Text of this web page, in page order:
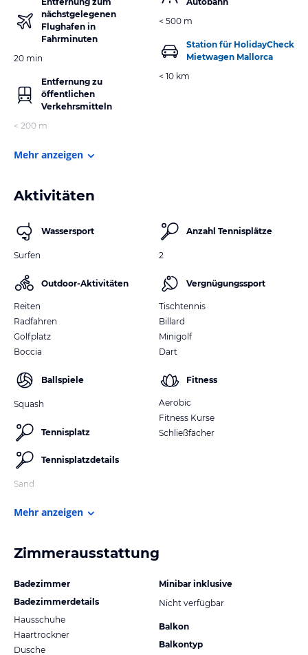
nächstgelegenen
Flughafen in
Fahrminuten
20 min
Entfernung zu
öffentlichen
Verkehrsmitteln
< 200 m
< 500 m
Station für HolidayCheck
Mietwagen Mallorca
< 10 km
Mehr anzeigen
Aktivitäten
Wassersport
Surfen
Outdoor-Aktivitäten
Reiten
Radfahren
Golfplatz
Boccia
Ballspiele
Squash
Tennisplatz
Tennisplatzdetails
Sand
Anzahl Tennisplätze
2
Vergnügungssport
Tischtennis
Billard
Minigolf
Dart
Fitness
Aerobic
Fitness Kurse
Schließfächer
Mehr anzeigen
Zimmerausstattung
Badezimmer
Badezimmerdetails
Hausschuhe
Haartrockner
Dusche
Minibar inklusive
Nicht verfügbar
Balkon
Balkontyp